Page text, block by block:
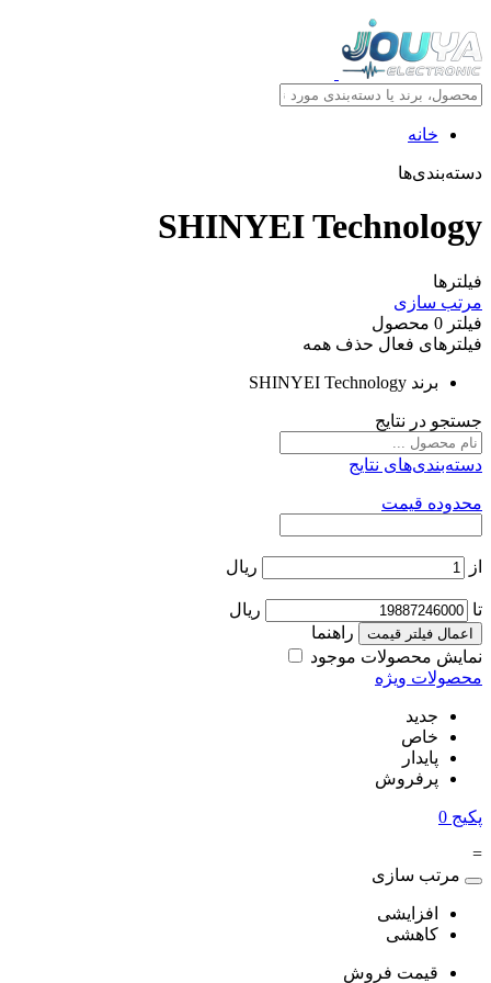
خانه
دسته‌بندی‌ها
SHINYEI Technology
فیلترها
مرتب سازی
فیلتر 0 محصول
فیلترهای فعال حذف همه
برند SHINYEI Technology
جستجو در نتایج
دسته‌بندی‌های نتایج
محدوده قیمت
از ریال
تا ریال
اعمال فیلتر قیمت
راهنما
نمایش محصولات موجود
محصولات ویژه
جدید
خاص
پایدار
پرفروش
پکیج 0
=
مرتب سازی
افزایشی
کاهشی
قیمت فروش